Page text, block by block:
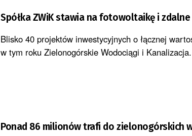
Spółka ZWiK stawia na fotowoltaikę i
Blisko 40 projektów inwestycyjnych o łącznej
w tym roku Zielonogórskie Wodociągi i
Ponad 86 milionów trafi do zielonogórskich